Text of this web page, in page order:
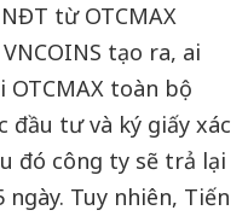
từ OTCMAX
tạo ra, ai
toàn bộ
đầu tư và ký giấy xác
đó công ty sẽ trả lại
Tuy nhiên, Tiến